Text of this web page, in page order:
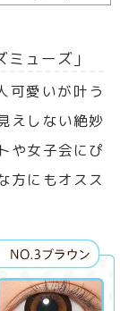
ューズ」
可愛いが叶う
えしない絶妙
や女子会にぴ
方にもオスス